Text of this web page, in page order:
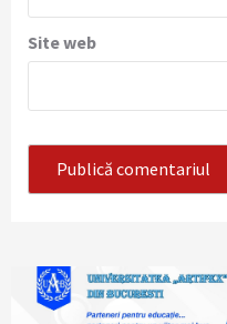
Site web